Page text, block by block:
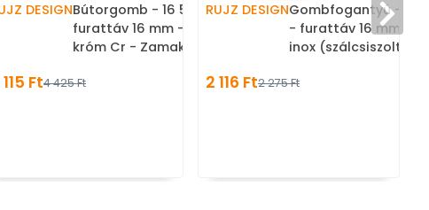
- 1DESIGNBútorgomb - 16 590.02 -
furattáv 16 mm - Fényes
króm Cr - Zamak fém
gombfogantyú, bútorgomb
Ft4 425 Ft
RUJZ DESIGNGombfogantyú - 16
- furattáv 16 mm -
inox (szálcsiszolt)
gombfogantyú,
2 116 Ft2 275 Ft